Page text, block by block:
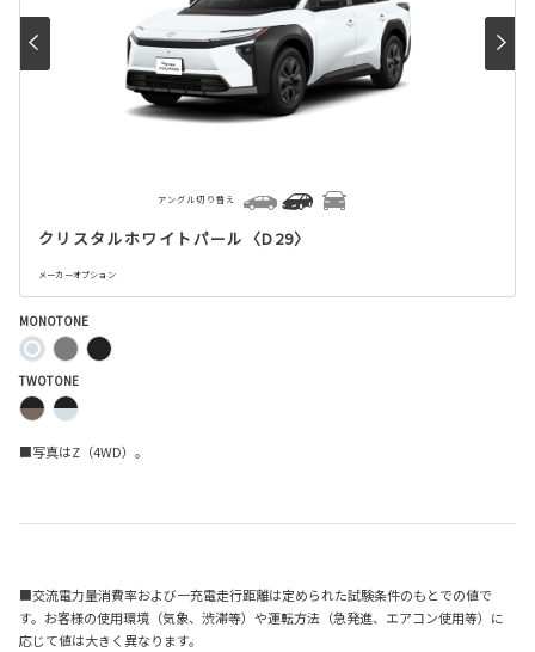
クリスタルホワイトパール〈D29〉
メーカーオプション
アングル切り替え
MONOTONE
TWOTONE
■写真はZ（4WD）。
■交流電力量消費率および一充電走行距離は定められた試験条件のもとでの値で
す。お客様の使用環境（気象、渋滞等）や運転方法（急発進、エアコン使用等）に
応じて値は大きく異なります。